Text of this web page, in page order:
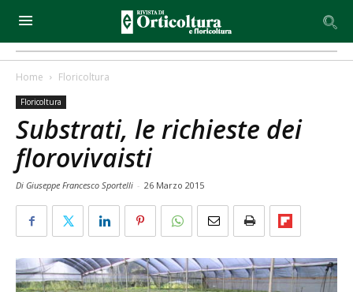
Home Floricoltura
Floricoltura
Substrati, le richieste dei
florovivaisti
Di Giuseppe Francesco Sportelli - 26 Marzo 2015